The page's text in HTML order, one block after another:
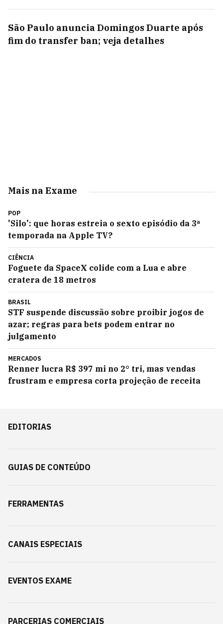
São Paulo anuncia Domingos Duarte após
fim do transfer ban; veja detalhes
Mais na Exame
POP
'Silo': que horas estreia o sexto episódio da 3ª
temporada na Apple TV?
CIÊNCIA
Foguete da SpaceX colide com a Lua e abre
cratera de 18 metros
BRASIL
STF suspende discussão sobre proibir jogos de
azar; regras para bets podem entrar no
julgamento
MERCADOS
Renner lucra R$ 397 mi no 2° tri, mas vendas
frustram e empresa corta projeção de receita
EDITORIAS
GUIAS DE CONTEÚDO
FERRAMENTAS
CANAIS ESPECIAIS
EVENTOS EXAME
PARCERIAS COMERCIAIS